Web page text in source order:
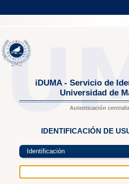
iDUMA - Servicio de
Universidad de
Autenticación
IDENTIFICACIÓN DE
Identificación